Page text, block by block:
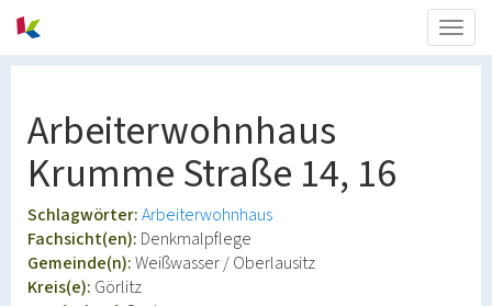
Arbeiterwohnhaus
Krumme Straße 14, 16
Schlagwörter:Arbeiterwohnhaus
Fachsicht(en): Denkmalpflege
Gemeinde(n):Weißwasser / Oberlausitz
Kreis(e): Görlitz